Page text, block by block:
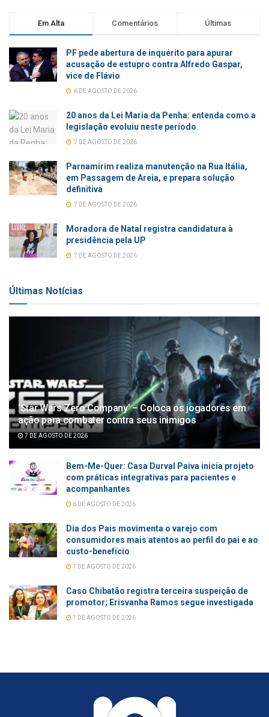
Em Alta Comentários Últimas
PF pede abertura de inquérito para apurar
acusação de estupro contra Alfredo Gaspar,
vice de Flávio
6 DE AGOSTO DE 2026
20 anos da Lei Maria da Penha: entenda como a
legislação evoluiu neste período
7 DE AGOSTO DE 2026
Parnamirim realiza manutenção na Rua Itália,
em Passagem de Areia, e prepara solução
definitiva
7 DE AGOSTO DE 2026
Moradora de Natal registra candidatura à
presidência pela UP
7 DE AGOSTO DE 2026
Últimas Notícias
‘Star Wars Zero Company’ – Coloca os jogadores em
ação para combater contra seus inimigos
7 DE AGOSTO DE 2026
Bem-Me-Quer: Casa Durval Paiva inicia projeto
com práticas integrativas para pacientes e
acompanhantes
6 DE AGOSTO DE 2026
Dia dos Pais movimenta o varejo com
consumidores mais atentos ao perfil do pai e ao
custo-benefício
7 DE AGOSTO DE 2026
Caso Chibatão registra terceira suspeição de
promotor; Erisvanha Ramos segue investigada
7 DE AGOSTO DE 2026